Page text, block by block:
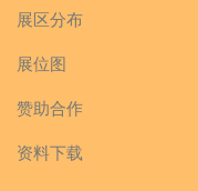
展区分布
展位图
赞助合作
资料下载